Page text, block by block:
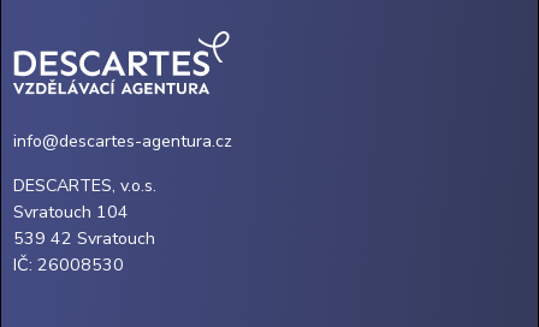
info@descartes-agentura.cz
DESCARTES, v.o.s.
Svratouch 104
539 42 Svratouch
IČ: 26008530